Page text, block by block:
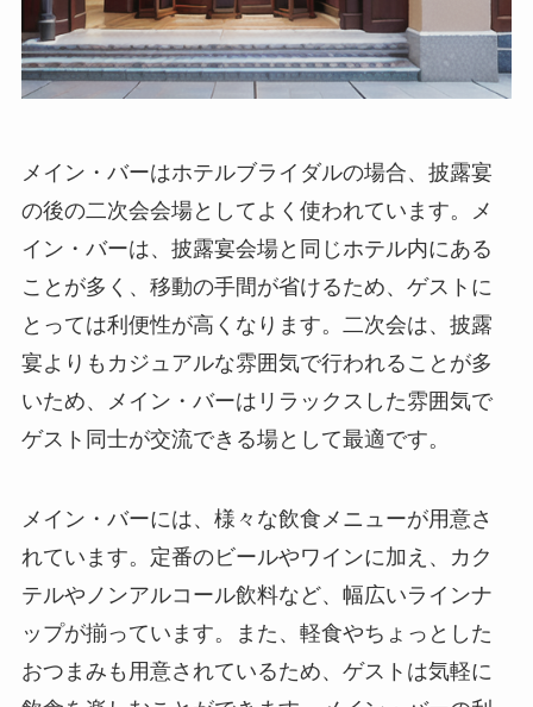
メイン・バーはホテルブライダルの場合、披露宴
の後の二次会会場としてよく使われています。メ
イン・バーは、披露宴会場と同じホテル内にある
ことが多く、移動の手間が省けるため、ゲストに
とっては利便性が高くなります。
二次会は、披露
宴よりもカジュアルな雰囲気で行われることが多
いため、メイン・バーはリラックスした雰囲気で
ゲスト同士が交流できる場として最適です。
メイン・バーには、様々な飲食メニューが用意さ
れています。定番のビールやワインに加え、カク
テルやノンアルコール飲料など、幅広いラインナ
ップが揃っています。また、軽食やちょっとした
おつまみも用意されているため、ゲストは気軽に